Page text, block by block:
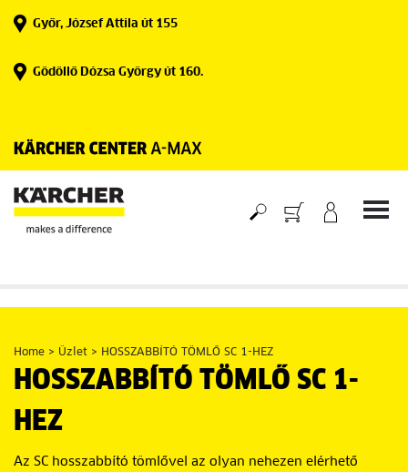
Győr, József Attila út 155
Gödöllő Dózsa György út 160.
Home > Üzlet > HOSSZABBÍTÓ TÖMLŐ SC 1-HEZ
HOSSZABBÍTÓ TÖMLŐ SC 1-
HEZ
Az SC hosszabbító tömlővel az olyan nehezen elérhető